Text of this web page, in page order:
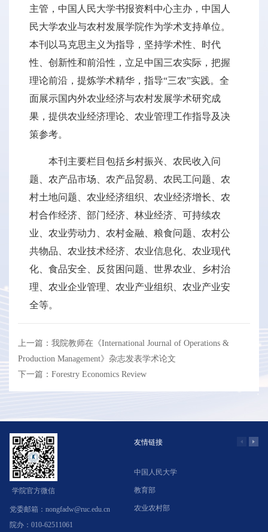
主管，中国人民大学书报资料中心主办，中国人
民大学农业与农村发展学院作为学术支持单位。
本刊以马克思主义为指导，坚持学术性、时代
性、创新性和前沿性，立足中国三农实际，把握
理论前沿，提炼学术精华，指导“三农”实践。全
面展示国内外农业经济与农村发展学术研究成
果，提供农业经济理论、农业管理工作指导及决
策参考。
本刊主要栏目包括乡村振兴、农民收入问
题、农产品市场、农产品贸易、农民工问题、农
村土地问题、农业经济组织、农业经济增长、农
村合作经济、部门经济、林业经济、可持续农
业、农业劳动力、农村金融、粮食问题、农村公
共物品、农业技术经济、农业信息化、农业现代
化、食品安全、反贫困问题、世界农业、乡村治
理、农业企业管理、农业产业组织、农业产业安
全等。
上一篇：我院教师在《International Journal of Operations &
Production Management》杂志发表学术论文
下一篇：Forestry Economics Review
学院官方微信
党委邮箱：nongfadw@ruc.edu.cn
院办：010-62511061
友情链接
中国人民大学
教育部
农业农村部